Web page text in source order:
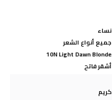
نساء
جميع أنواع الشعر
10N Light Dawn Blonde
أشقر فاتح
كريم